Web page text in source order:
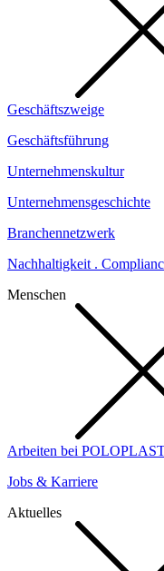
Geschäftszweige
Geschäftsführung
Unternehmenskultur
Unternehmensgeschichte
Branchennetzwerk
Nachhaltigkeit .
Menschen
Arbeiten bei
Jobs & Karriere
Aktuelles